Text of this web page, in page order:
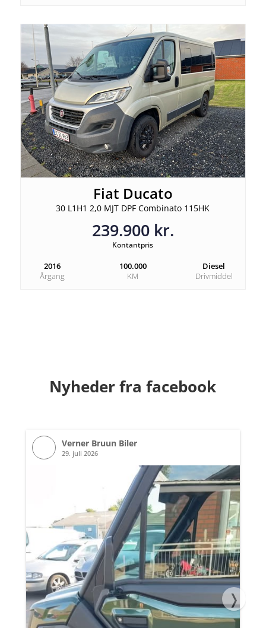
Fiat Ducato
30 L1H1 2,0 MJT DPF Combinato 115HK
239.900 kr.
Kontantpris
2016
Årgang
100.000
KM
Diesel
Drivmiddel
Nyheder fra facebook